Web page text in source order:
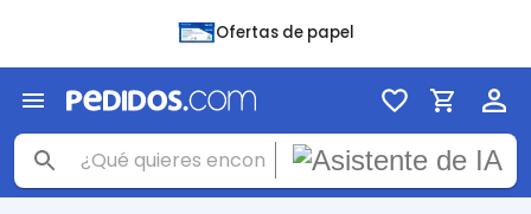
Ofertas de papel